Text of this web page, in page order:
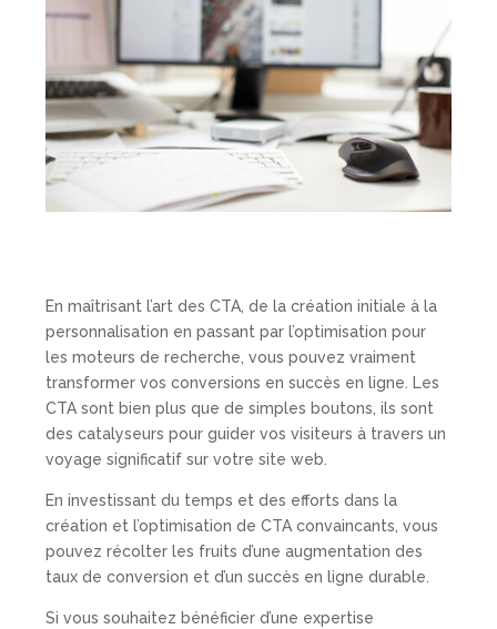
En maîtrisant l’art des CTA, de la création initiale à la
personnalisation en passant par l’optimisation pour
les moteurs de recherche, vous pouvez vraiment
transformer vos conversions en succès en ligne. Les
CTA sont bien plus que de simples boutons, ils sont
des catalyseurs pour guider vos visiteurs à travers un
voyage significatif sur votre site web.
En investissant du temps et des efforts dans la
création et l’optimisation de CTA convaincants, vous
pouvez récolter les fruits d’une augmentation des
taux de conversion et d’un succès en ligne durable.
Si vous souhaitez bénéficier d’une expertise